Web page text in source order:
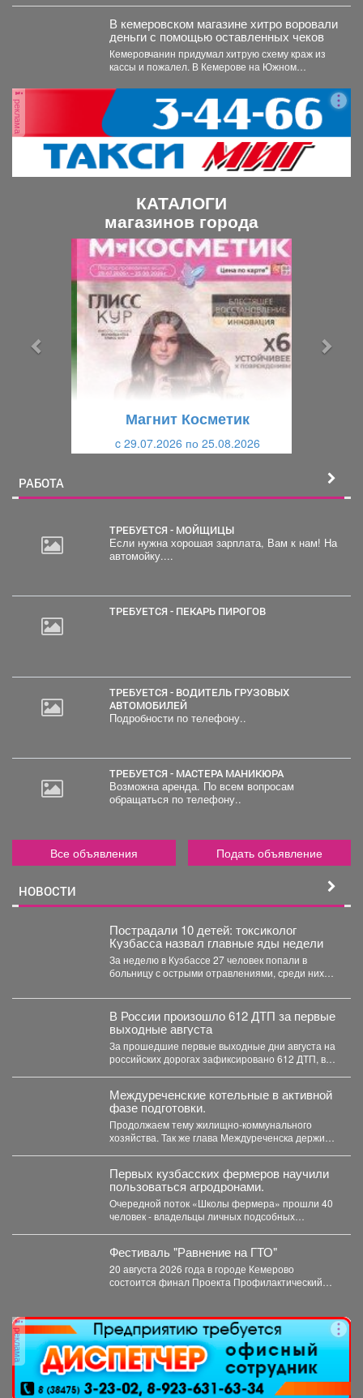
В кемеровском магазине хитро воровали
деньги с помощью оставленных чеков
Кемеровчанин придумал хитрую схему краж из
кассы и пожалел. В Кемерове на Южном
реклама
КАТАЛОГИ
магазинов города
Магнит Косметик
c 29.07.2026 по 25.08.2026
РАБОТА
ТРЕБУЕТСЯ - МОЙЩИЦЫ
Если нужна хорошая зарплата, Вам к нам! На
автомойку....
ТРЕБУЕТСЯ - ПЕКАРЬ ПИРОГОВ
ТРЕБУЕТСЯ - ВОДИТЕЛЬ ГРУЗОВЫХ
АВТОМОБИЛЕЙ
Подробности по телефону..
ТРЕБУЕТСЯ - МАСТЕРА МАНИКЮРА
Возможна аренда. По всем вопросам
обращаться по телефону..
Все объявления Подать объявление
НОВОСТИ
Пострадали 10 детей: токсиколог
Кузбасса назвал главные яды недели
За неделю в Кузбассе 27 человек попали в
больницу с острыми отравлениями, среди них
В России произошло 612 ДТП за первые
выходные августа
За прошедшие первые выходные дни августа на
российских дорогах зафиксировано 612 ДТП, в
Междуреченские котельные в активной
фазе подготовки.
Продолжаем тему жилищно-коммунального
хозяйства. Так же глава Междуреченска держит
Первых кузбасских фермеров научили
пользоваться агродронами.
Очередной поток «Школы фермера» прошли 40
человек - владельцы личных подсобных
Фестиваль "Равнение на ГТО"
20 августа 2026 года в городе Кемерово
состоится финал Проекта Профилактический
реклама